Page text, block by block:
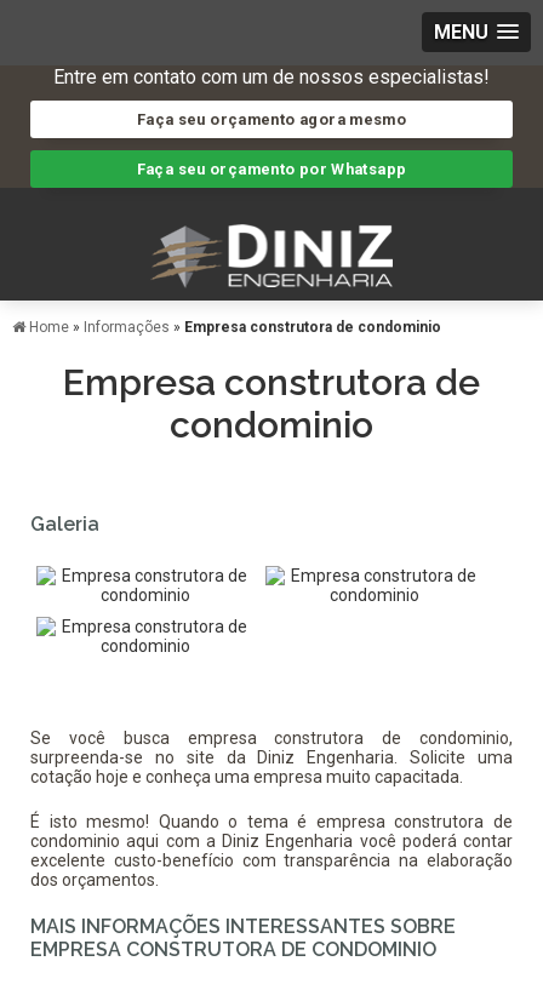
MENU
Entre em contato com um de nossos especialistas!
Faça seu orçamento agora mesmo
Faça seu orçamento por Whatsapp
Home » Informações » Empresa construtora de condominio
Empresa construtora de
condominio
Galeria
Se você busca empresa construtora de condominio,
surpreenda-se no site da Diniz Engenharia. Solicite uma
cotação hoje e conheça uma empresa muito capacitada.
É isto mesmo! Quando o tema é empresa construtora de
condominio aqui com a Diniz Engenharia você poderá contar
excelente custo-benefício com transparência na elaboração
dos orçamentos.
MAIS INFORMAÇÕES INTERESSANTES SOBRE
EMPRESA CONSTRUTORA DE CONDOMINIO